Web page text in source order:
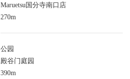
Maruetsu国分寺南口店
270m
公园
殿谷门庭园
390m